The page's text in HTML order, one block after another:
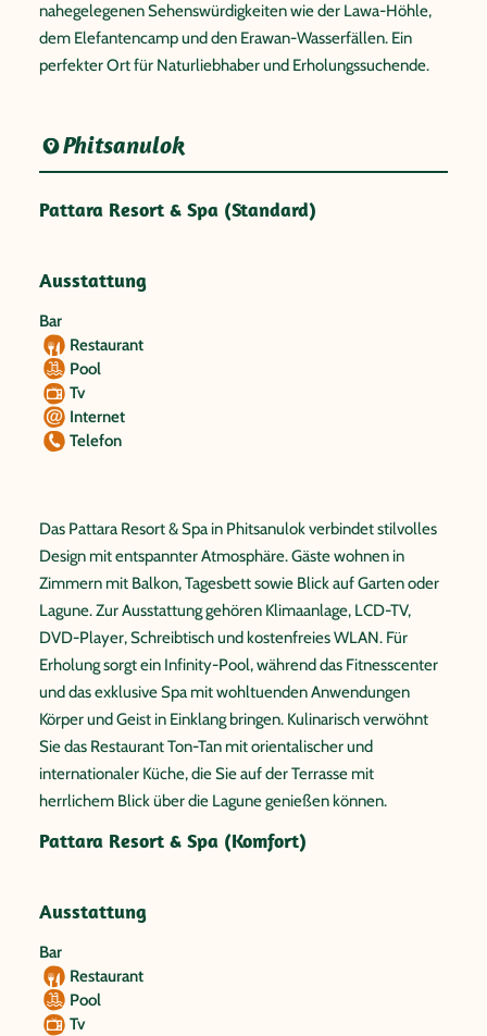
nahegelegenen Sehenswürdigkeiten wie der Lawa-Höhle,
dem Elefantencamp und den Erawan-Wasserfällen. Ein
perfekter Ort für Naturliebhaber und Erholungssuchende.
Phitsanulok
Pattara Resort & Spa (Standard)
Ausstattung
Bar
Restaurant
Pool
Tv
Internet
Telefon
Das Pattara Resort & Spa in Phitsanulok verbindet stilvolles
Design mit entspannter Atmosphäre. Gäste wohnen in
Zimmern mit Balkon, Tagesbett sowie Blick auf Garten oder
Lagune. Zur Ausstattung gehören Klimaanlage, LCD-TV,
DVD-Player, Schreibtisch und kostenfreies WLAN. Für
Erholung sorgt ein Infinity-Pool, während das Fitnesscenter
und das exklusive Spa mit wohltuenden Anwendungen
Körper und Geist in Einklang bringen. Kulinarisch verwöhnt
Sie das Restaurant Ton-Tan mit orientalischer und
internationaler Küche, die Sie auf der Terrasse mit
herrlichem Blick über die Lagune genießen können.
Pattara Resort & Spa (Komfort)
Ausstattung
Bar
Restaurant
Pool
Tv